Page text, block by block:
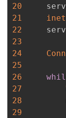
20
21
22
23
24
25
26
27
28
29